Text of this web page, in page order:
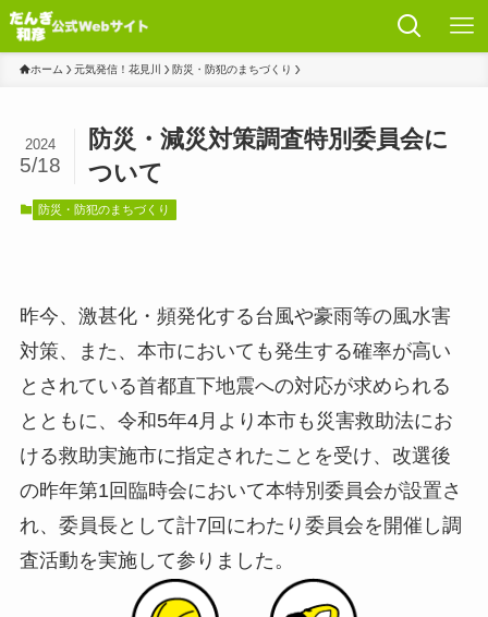
ホーム 元気発信！花見川 防災・防犯のまちづくり
防災・減災対策調査特別委員会に
ついて
2024
5/18
防災・防犯のまちづくり
昨今、激甚化・頻発化する台風や豪雨等の風水害
対策、また、本市においても発生する確率が高い
とされている首都直下地震への対応が求められる
とともに、令和5年4月より本市も災害救助法にお
ける救助実施市に指定されたことを受け、改選後
の昨年第1回臨時会において本特別委員会が設置さ
れ、委員長として計7回にわたり委員会を開催し調
査活動を実施して参りました。